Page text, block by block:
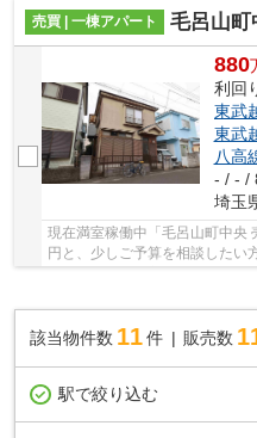
売買 | 一棟アパート
毛呂山町
880
利回
東武
東武
八高
- / - /
埼玉
現在満室稼働中「毛呂山町中央
円と、少しご予算を相談したい
資を始められる方、まずはこの
該当物件数 11件 販売数
駅で絞り込む